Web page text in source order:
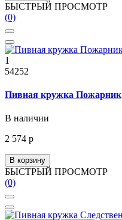
БЫСТРЫЙ ПРОСМОТР
(0)
1
54252
Пивная кружка Пожарник
В наличии
2 574 р
В корзину
БЫСТРЫЙ ПРОСМОТР
(0)